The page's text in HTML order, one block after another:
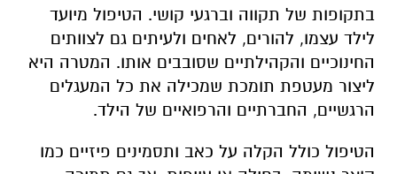
בתקופות של תקווה וברגעי קושי. הטיפול מיועד
לילד עצמו, להורים, לאחים ולעיתים גם לצוותים
החינוכיים והקהילתיים שסובבים אותו. המטרה היא
ליצור מעטפת תומכת שמכילה את כל המעגלים
הרגשיים, החברתיים והרפואיים של הילד.
הטיפול כולל הקלה על כאב ותסמינים פיזיים כמו